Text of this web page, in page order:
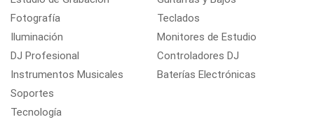
Fotografía
Iluminación
DJ Profesional
Instrumentos Musicales
Soportes
Tecnología
Teclados
Monitores de Estudio
Controladores DJ
Baterías Electrónicas